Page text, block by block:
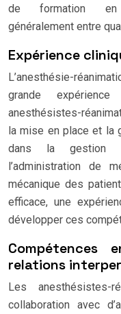
de formation en
généralement entre
Expérience
L’anesthésie-
grande
anesthésistes-
la mise en place et la
dans la gestion
l’administration de
mécanique des
efficace, une
développer ces
Compétences
relations
Les anesthésistes-
collaboration avec